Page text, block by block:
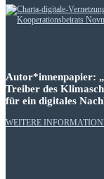
Autor*innenpapier:
Treiber des
für ein digitales
WEITERE